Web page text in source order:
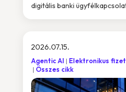
digitális banki
2026.07.15.
Agentic AI Elektronikus
Összes cikk